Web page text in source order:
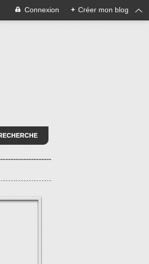
Connexion + Créer mon blog